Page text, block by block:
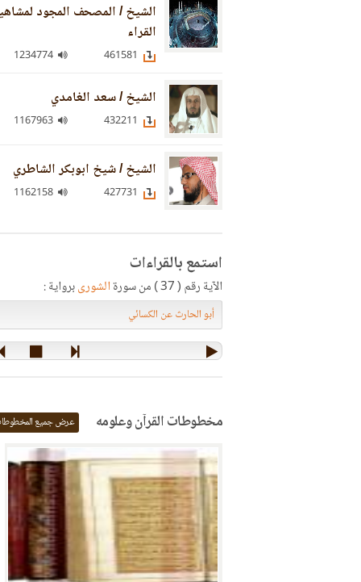
الشيخ / المصحف المجود
القراء
الشيخ / سعد الغامدي
الشيخ / شيخ ابوبكر الشاطري
استمع بالقراءات
الآية رقم ( 37 ) من سورة الشورىبرواية :
مخطوطات القرآن وعلومه عرض جميع